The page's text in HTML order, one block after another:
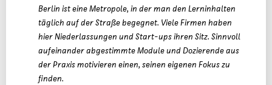
Berlin ist eine Metropole, in der man den Lerninhalten
täglich auf der Straße begegnet. Viele Firmen haben
hier Niederlassungen und Start-ups ihren Sitz. Sinnvoll
aufeinander abgestimmte Module und Dozierende aus
der Praxis motivieren einen, seinen eigenen Fokus zu
finden.